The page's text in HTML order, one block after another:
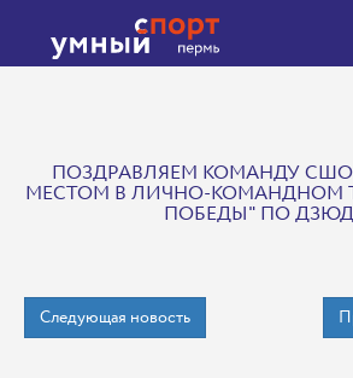
ПОЗДРАВЛЯЕМ КОМАНДУ
МЕСТОМ В ЛИЧНО-КОМАНДНОМ
ПОБЕДЫ" ПО
Следующая новость